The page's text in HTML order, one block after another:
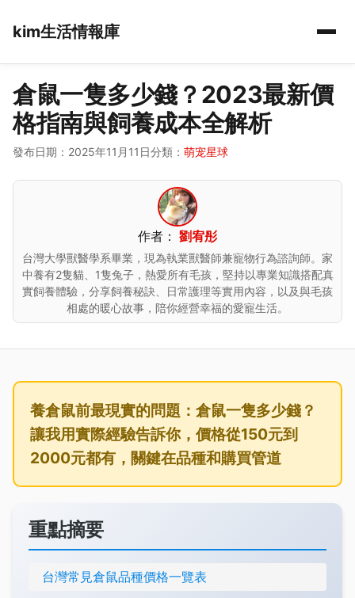
kim生活情報庫
倉鼠一隻多少錢？2023最新價
格指南與飼養成本全解析
發布日期：2025年11月11日分類： 萌宠星球
作者： 劉宥彤
台灣大學獸醫學系畢業，現為執業獸醫師兼寵物行為諮詢師。家
中養有2隻貓、1隻兔子，熱愛所有毛孩，堅持以專業知識搭配真
實飼養體驗，分享飼養秘訣、日常護理等實用內容，以及與毛孩
相處的暖心故事，陪你經營幸福的愛寵生活。
養倉鼠前最現實的問題：倉鼠一隻多少錢？
讓我用實際經驗告訴你，價格從150元到
2000元都有，關鍵在品種和購買管道
重點摘要
台灣常見倉鼠品種價格一覽表